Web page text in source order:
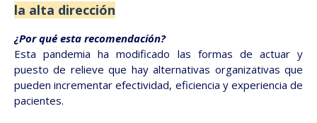
la alta dirección
¿Por qué esta recomendación?
Esta pandemia ha modificado las formas de actuar y
puesto de relieve que hay alternativas organizativas que
pueden incrementar efectividad, eficiencia y experiencia de
pacientes.